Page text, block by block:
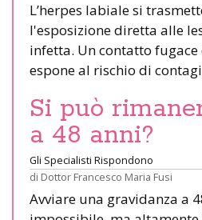
L’herpes labiale si
l'esposizione diretta alle
infetta. Un contatto
espone al rischio di
Si può
a 48 anni?
Gli Specialisti Rispondono
di Dottor Francesco Maria Fusi
Avviare una gravidanza a